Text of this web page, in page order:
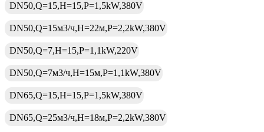
DN50,Q=15,H=15,P=1,5kW,380V
DN50,Q=15м3/ч,H=22м,P=2,2kW,380V
DN50,Q=7,H=15,P=1,1kW,220V
DN50,Q=7м3/ч,H=15м,P=1,1kW,380V
DN65,Q=15,H=15,P=1,5kW,380V
DN65,Q=25м3/ч,H=18м,P=2,2kW,380V